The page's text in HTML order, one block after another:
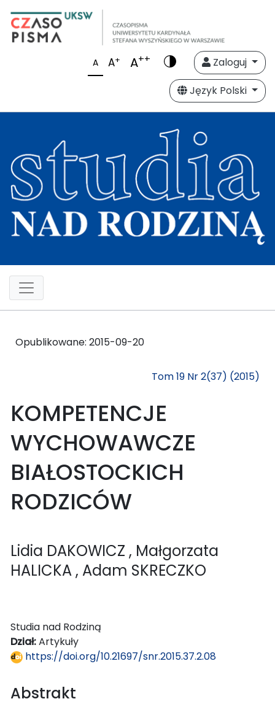
A A+ A++
Zaloguj
Język Polski
Opublikowane: 2015-09-20
Tom 19 Nr 2(37) (2015)
KOMPETENCJE
WYCHOWAWCZE
BIAŁOSTOCKICH
RODZICÓW
Lidia DAKOWICZ , Małgorzata
HALICKA, Adam SKRECZKO
Studia nad Rodziną
Dział:Artykuły
https://doi.org/10.21697/snr.2015.37.2.08
Abstrakt